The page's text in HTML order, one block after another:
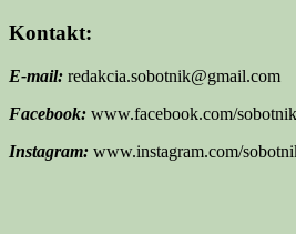
Kontakt:
E-mail: redakcia.sobotnik@gmail.com
Facebook: www.facebook.com/
Instagram: www.instagram.com/